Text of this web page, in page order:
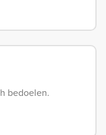
bedoelen.